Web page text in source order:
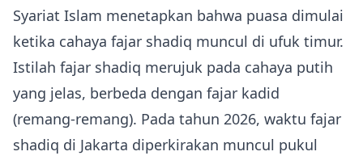
Syariat Islam menetapkan bahwa puasa dimulai
ketika cahaya fajar shadiq muncul di ufuk timur.
Istilah fajar shadiq merujuk pada cahaya putih
yang jelas, berbeda dengan fajar kadid
(remang‑remang). Pada tahun 2026, waktu fajar
shadiq di Jakarta diperkirakan muncul pukul